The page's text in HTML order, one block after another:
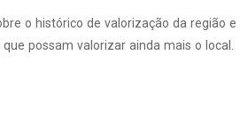
o histórico de valorização da região e
possam valorizar ainda mais o local.